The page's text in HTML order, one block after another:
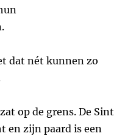
dat nét kunnen zo
op de grens. De Sint
en zijn paard is een